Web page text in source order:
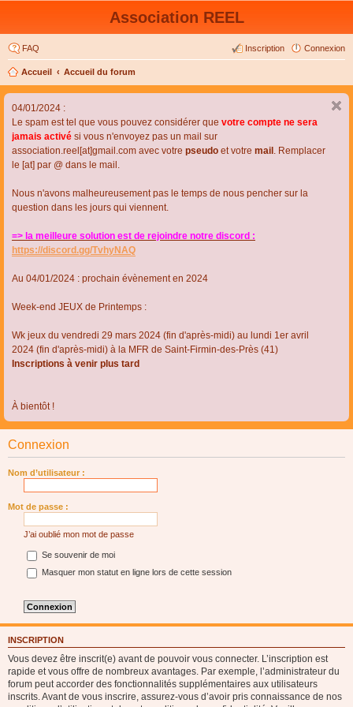
Association REEL
FAQ Connexion
Inscription
Accueil Accueil du forum
04/01/2024 :
Le spam est tel que vous pouvez considérer que votre compte ne sera
jamais activé si vous n'envoyez pas un mail sur
association.reel[at]gmail.com avec votre pseudo et votre mail . Remplacer
le [at] par @ dans le mail.
Nous n'avons malheureusement pas le temps de nous pencher sur la
question dans les jours qui viennent.
=> la meilleure solution est de rejoindre notre discord :
https://discord.gg/TvhyNAQ
Au 04/01/2024 : prochain évènement en 2024
Week-end JEUX de Printemps :
Wk jeux du vendredi 29 mars 2024 (fin d'après-midi) au lundi 1er avril
2024 (fin d'après-midi) à la MFR de Saint-Firmin-des-Près (41)
Inscriptions à venir plus tard
À bientôt !
Connexion
Nom d’utilisateur :
Mot de passe :
J’ai oublié mon mot de passe
Se souvenir de moi
Masquer mon statut en ligne lors de cette session
INSCRIPTION
Vous devez être inscrit(e) avant de pouvoir vous connecter. L’inscription est
rapide et vous offre de nombreux avantages. Par exemple, l’administrateur du
forum peut accorder des fonctionnalités supplémentaires aux utilisateurs
inscrits. Avant de vous inscrire, assurez-vous d’avoir pris connaissance de nos